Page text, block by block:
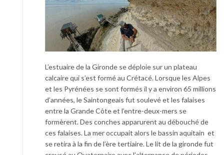
L’estuaire de la Gironde se déploie sur un plateau
calcaire qui s’est formé au Crétacé. Lorsque les Alpes
et les Pyrénées se sont formés il y a environ 65 millions
d’années, le Saintongeais fut soulevé et les falaises
entre la Grande Côte et l’entre-deux-mers se
formèrent. Des conches apparurent au débouché de
ces falaises. La mer occupait alors le bassin aquitain et
se retira à la fin de l’ère tertiaire. Le lit de la gironde fut